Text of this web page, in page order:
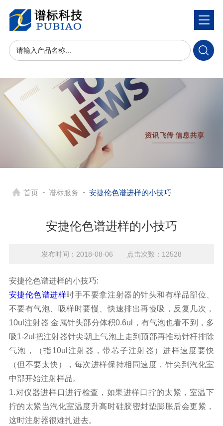
首页 - 谱标服务 - 安捷伦色谱进样的小技巧
安捷伦色谱进样的小技巧
发布时间：2018-08-06 点击次数：12528
安捷伦色谱进样的小技巧:
安捷伦色谱进样时手不要拿注射器的针头和有样品部位、
不要有气泡、吸样时要慢、快速排出再慢吸，反复几次，
10ul注射器 金属针头部分体积0.6ul，有气泡也看不到，多
吸1-2ul把注射器针尖朝上气泡上走到顶部再推动针杆排除
气泡，（指10ul注射器，带芯子注射器）进样速度要快
（但不要太快），每次进样保持相同速度，针尖到汽化室
中部开始注射样品。
1.对仪器进样口进行检查，如果进样口拧的太紧，室温下
拧的太紧当汽化室温度升高时硅胶密封垫膨胀后会更紧，
这时注射器很难扎进去。